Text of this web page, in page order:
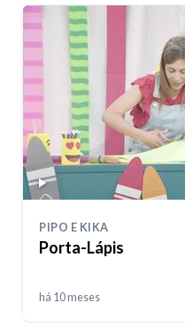
PIPO E KIKA
Porta-Lápis
há 10 meses